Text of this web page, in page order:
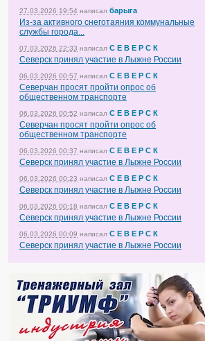
27.03.2026 19:54 написал барыга
Из-за активного снеготаяния коммунальные
службы города...
07.03.2026 22:33 написал С Е В Е Р С К
Северск принял участие в Лыжне России
06.03.2026 00:57 написал С Е В Е Р С К
Северчан просят пройти опрос об
общественном транспорте
06.03.2026 00:52 написал С Е В Е Р С К
Северчан просят пройти опрос об
общественном транспорте
06.03.2026 00:37 написал С Е В Е Р С К
Северск принял участие в Лыжне России
06.03.2026 00:23 написал С Е В Е Р С К
Северск принял участие в Лыжне России
06.03.2026 00:18 написал С Е В Е Р С К
Северск принял участие в Лыжне России
06.03.2026 00:09 написал С Е В Е Р С К
Северск принял участие в Лыжне России